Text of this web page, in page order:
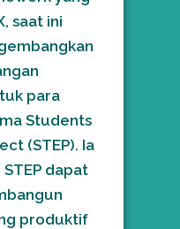
saat ini
para
Students
(STEP). Ia
dapat
produktif